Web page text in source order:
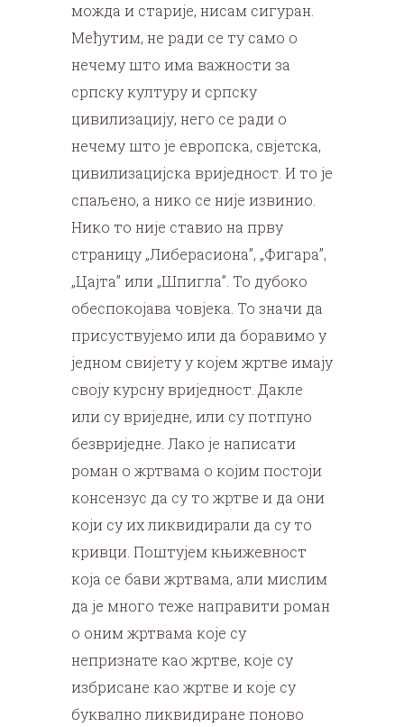
можда и старије, нисам сигуран.
Међутим, не ради се ту само о
нечему што има важности за
српску културу и српску
цивилизацију, него се ради о
нечему што је европска, свјетска,
цивилизацијска вриједност. И то је
спаљено, а нико се није извинио.
Нико то није ставио на прву
страницу „Либерасиона”, „Фигара”,
„Цајта” или „Шпигла”. То дубоко
обеспокојава човјека. То значи да
присуствујемо или да боравимо у
једном свијету у којем жртве имају
своју курсну вриједност. Дакле
или су вриједне, или су потпуно
безвриједне. Лако је написати
роман о жртвама о којим постоји
консензус да су то жртве и да они
који су их ликвидирали да су то
кривци. Поштујем књижевност
која се бави жртвама, али мислим
да је много теже направити роман
о оним жртвама које су
непризнате као жртве, које су
избрисане као жртве и које су
буквално ликвидиране поново